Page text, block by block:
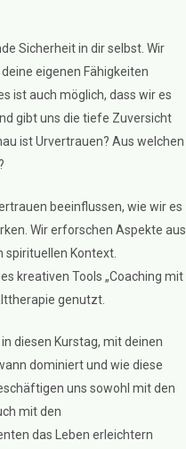
Sicherheit in dir selbst. Wir
eigenen Fähigkeiten
ist auch möglich, dass wir es
gibt uns die tiefe Zuversicht
ist Urvertrauen? Aus welchen
beeinflussen, wie wir es
Wir erforschen Aspekte aus
spirituellen Kontext.
kreativen Tools „Coaching mit
genutzt.
diesen Kurstag, mit deinen
dominiert und wie diese
uns sowohl mit den
mit den
das Leben erleichtern